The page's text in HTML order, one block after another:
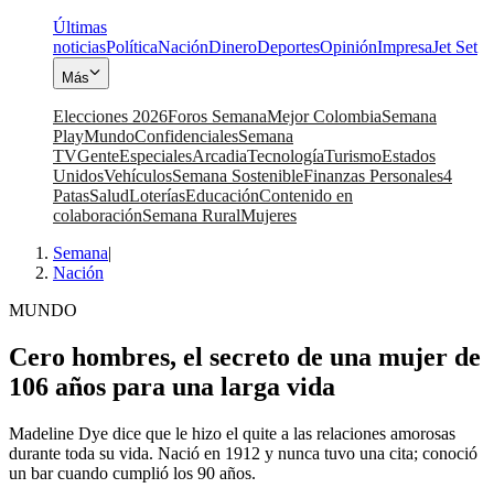
Últimas
noticiasPolíticaNaciónDineroDeportesOpiniónImpresaJet Set
Más
Elecciones 2026Foros SemanaMejor ColombiaSemana
PlayMundoConfidencialesSemana
TVGenteEspecialesArcadiaTecnologíaTurismoEstados
UnidosVehículosSemana SostenibleFinanzas Personales4
PatasSaludLoteríasEducaciónContenido en
colaboraciónSemana RuralMujeres
Semana|
Nación
MUNDO
Cero hombres, el secreto de una mujer de
106 años para una larga vida
Madeline Dye dice que le hizo el quite a las relaciones amorosas
durante toda su vida. Nació en 1912 y nunca tuvo una cita; conoció
un bar cuando cumplió los 90 años.